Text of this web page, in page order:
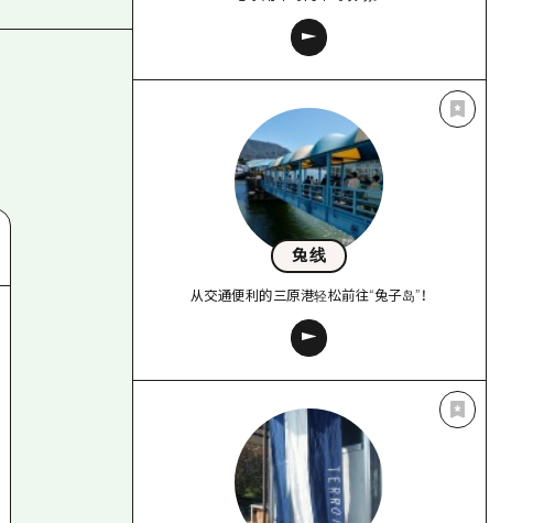
兔线
从交通便利的三原港轻松前往“兔子岛”！